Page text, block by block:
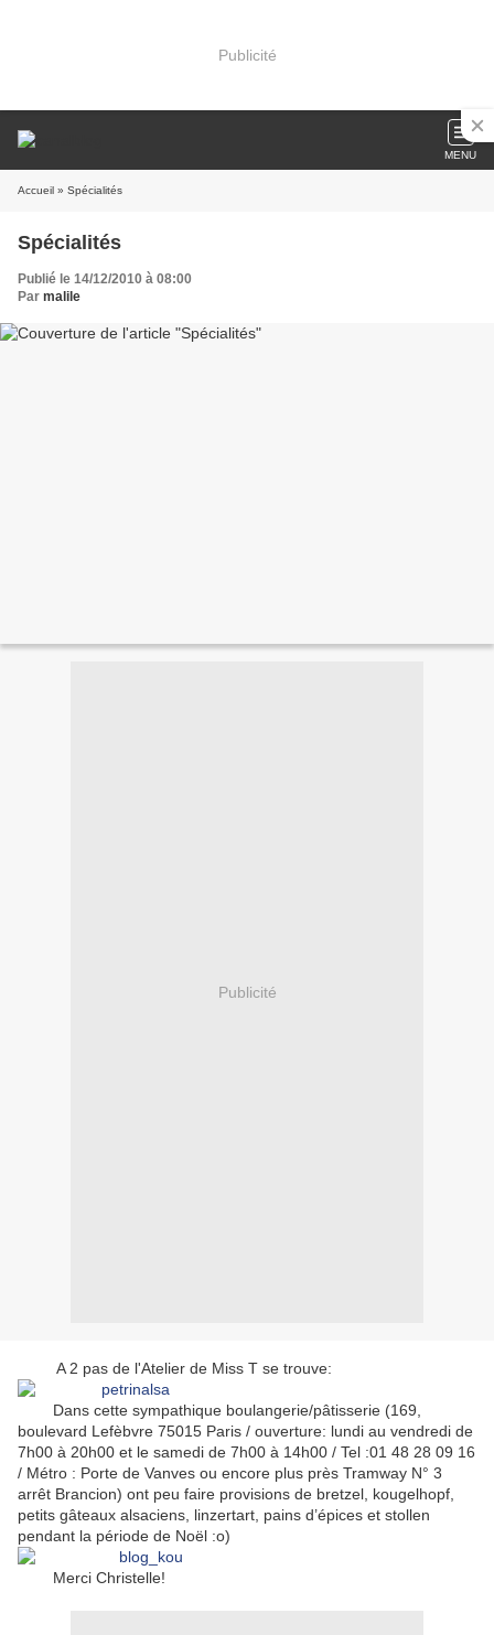
Publicité
MENU
Accueil » Spécialités
Spécialités
Publié le 14/12/2010 à 08:00
Par malile
Publicité
A 2 pas de l'Atelier de Miss T se trouve:
Dans cette sympathique boulangerie/pâtisserie (169,
boulevard Lefèbvre 75015 Paris / ouverture: lundi au vendredi de
7h00 à 20h00 et le samedi de 7h00 à 14h00 / Tel :01 48 28 09 16
/ Métro : Porte de Vanves ou encore plus près Tramway N° 3
arrêt Brancion) ont peu faire provisions de bretzel, kougelhopf,
petits gâteaux alsaciens, linzertart, pains d’épices et stollen
pendant la période de Noël :o)
Merci Christelle!